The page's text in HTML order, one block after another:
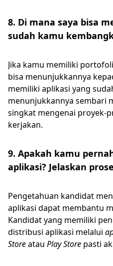
8. Di mana saya bisa
sudah kamu
Jika kamu memiliki
bisa menunjukkannya
memiliki aplikasi yang
menunjukkannya sembari
singkat mengenai proyek-
kerjakan.
9. Apakah kamu
aplikasi? Jelaskan
Pengetahuan kandidat
aplikasi dapat membantu
Kandidat yang memiliki
distribusi aplikasi melalui
Storeatau Play Store pasti